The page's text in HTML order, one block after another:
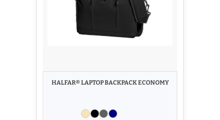
HALFAR® LAPTOP BACKPACK ECONOMY